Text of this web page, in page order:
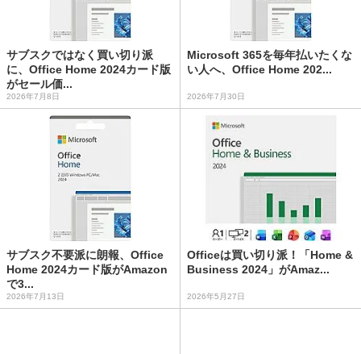
サブスクではなく買い切り派
に、Office Home 2024カード版
がセール価...
2026年7月8日
Microsoft 365を毎年払いたくな
い人へ、Office Home 202...
2026年7月30日
サブスク不要派に朗報、Office
Home 2024カード版がAmazon
で3...
2026年7月13日
Officeは買い切り派！「Home &
Business 2024」がAmaz...
2026年5月27日